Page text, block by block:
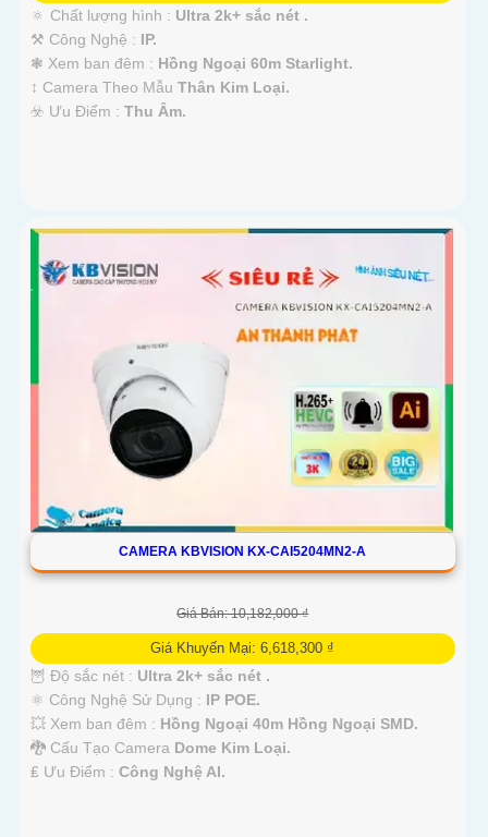
🔅 Chất lượng hình : Ultra 2k+ sắc nét .
⚒ Công Nghệ : IP.
❃ Xem ban đêm : Hồng Ngoại 60m Starlight.
↕️ Camera Theo Mẫu Thân Kim Loại.
️☣️ Ưu Điểm : Thu Âm.
CAMERA KBVISION KX-CAI5204MN2-A
Giá Bán: 10,182,000 ₫
Giá Khuyến Mại: 6,618,300 ₫
🦉 Độ sắc nét : Ultra 2k+ sắc nét .
⚛️ Công Nghệ Sử Dụng : IP POE.
💥 Xem ban đêm : Hồng Ngoại 40m Hồng Ngoại SMD.
🐉️ Cấu Tạo Camera Dome Kim Loại.
️₤ Ưu Điểm : Công Nghệ AI.